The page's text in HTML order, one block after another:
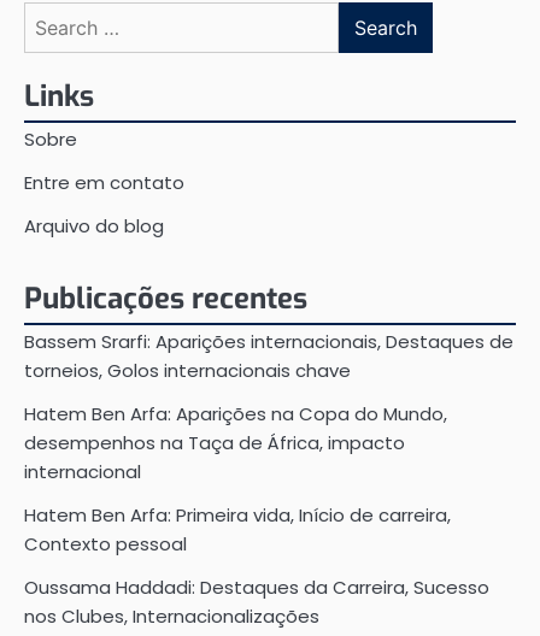
Search
for:
Links
Sobre
Entre em contato
Arquivo do blog
Publicações recentes
Bassem Srarfi: Aparições internacionais, Destaques de
torneios, Golos internacionais chave
Hatem Ben Arfa: Aparições na Copa do Mundo,
desempenhos na Taça de África, impacto
internacional
Hatem Ben Arfa: Primeira vida, Início de carreira,
Contexto pessoal
Oussama Haddadi: Destaques da Carreira, Sucesso
nos Clubes, Internacionalizações